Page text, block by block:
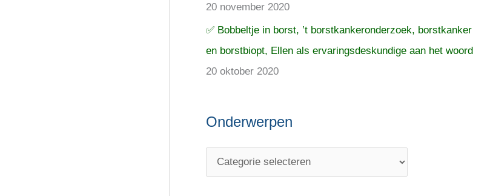
20 november 2020
✅ Bobbeltje in borst, ’t borstkankeronderzoek, borstkanker
en borstbiopt, Ellen als ervaringsdeskundige aan het woord
20 oktober 2020
Onderwerpen